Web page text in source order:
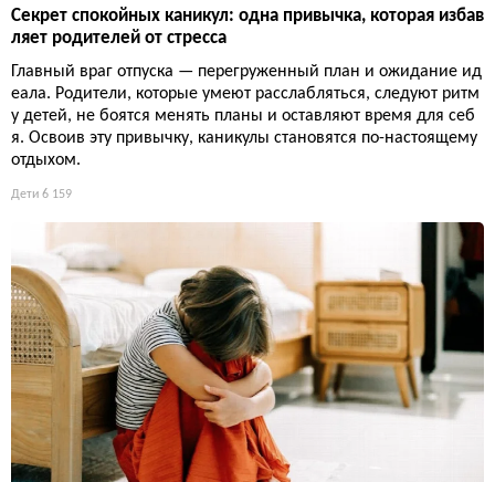
Секрет спокойных каникул: одна привычка, которая избав
ляет родителей от стресса
Главный враг отпуска — перегруженный план и ожидание ид
еала. Родители, которые умеют расслабляться, следуют ритм
у детей, не боятся менять планы и оставляют время для себ
я. Освоив эту привычку, каникулы становятся по-настоящему
отдыхом.
Дети 6 159